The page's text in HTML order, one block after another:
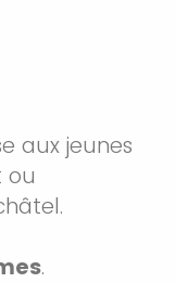
aux jeunes
ou
.